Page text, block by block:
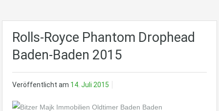
Rolls-Royce Phantom Drophead
Baden-Baden 2015
Veröffentlicht am 14. Juli 2015